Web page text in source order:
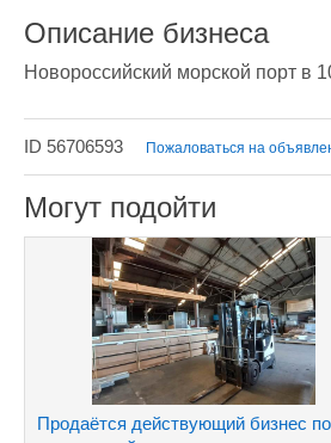
Описание бизнеса
Новороссийский морской порт в
ID 56706593 Пожаловаться на
Могут подойти
Продаётся действующий бизнес по